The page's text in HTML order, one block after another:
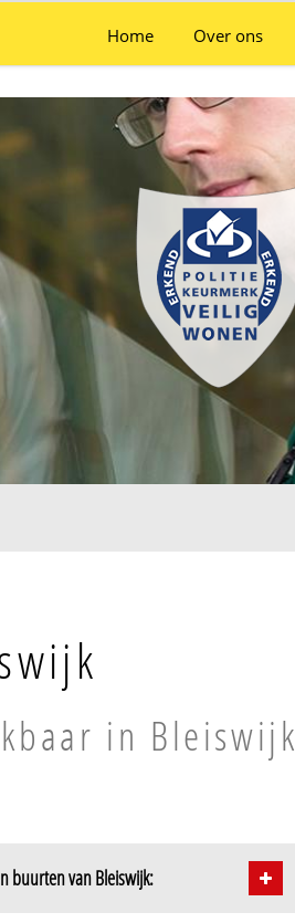
Home Over ons
in Bleiswijk
buurten van Bleiswijk: